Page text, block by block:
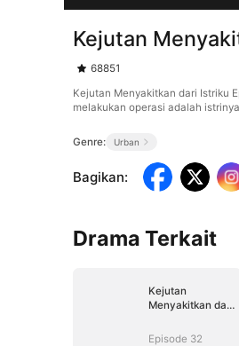
Kejutan
68851
Kejutan Menyakitkan dari Istriku
melakukan operasi adalah
Genre: Urban
Bagikan:
Drama Terkait
Kejutan
Menyakitkan dari
Episode 32